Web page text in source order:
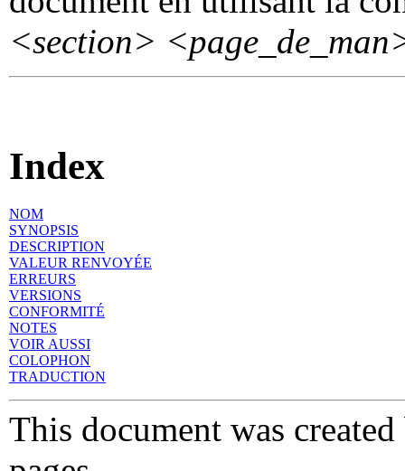
<section>
Index
NOM
SYNOPSIS
DESCRIPTION
VALEUR RENVOYÉE
ERREURS
VERSIONS
CONFORMITÉ
NOTES
VOIR AUSSI
COLOPHON
TRADUCTION
This document was